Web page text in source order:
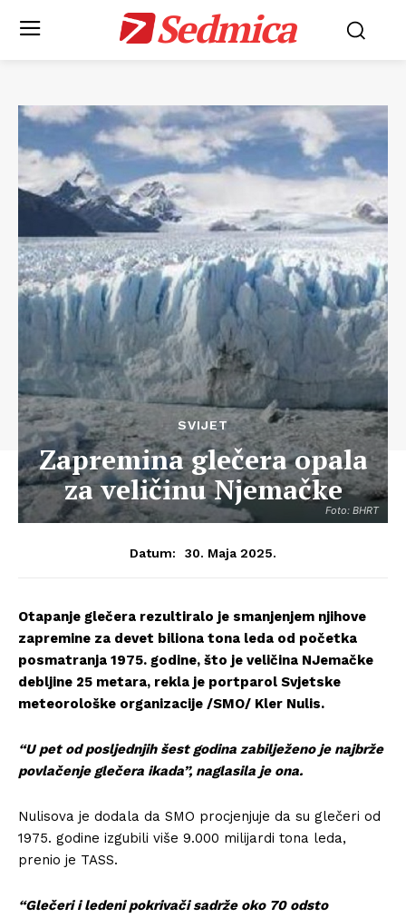
Sedmica
Foto: BHRT
SVIJET
Zapremina glečera opala
za veličinu Njemačke
Datum: 30. Maja 2025.
Otapanje glečera rezultiralo je smanjenjem njihove
zapremine za devet biliona tona leda od početka
posmatranja 1975. godine, što je veličina NJemačke
debljine 25 metara, rekla je portparol Svjetske
meteorološke organizacije /SMO/ Kler Nulis.
“U pet od posljednjih šest godina zabilježeno je najbrže
povlačenje glečera ikada”, naglasila je ona.
Nulisova je dodala da SMO procjenjuje da su glečeri od
1975. godine izgubili više 9.000 milijardi tona leda,
prenio je TASS.
“Glečeri i ledeni pokrivači sadrže oko 70 odsto